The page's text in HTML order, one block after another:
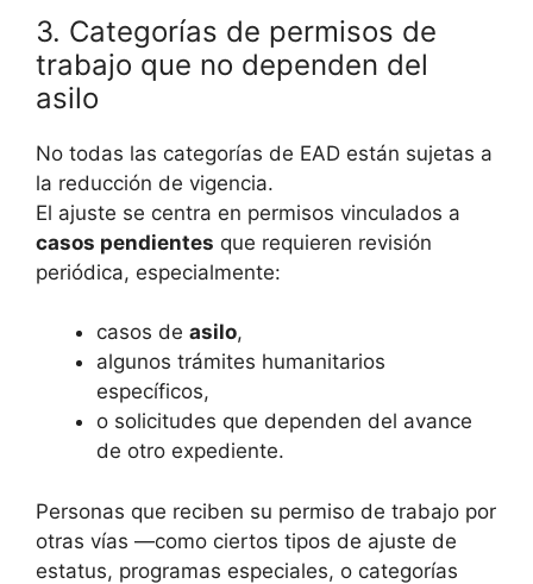
3. Categorías de permisos de
trabajo que no dependen del
asilo
No todas las categorías de EAD están sujetas a
la reducción de vigencia.
El ajuste se centra en permisos vinculados a
casos pendientes que requieren revisión
periódica, especialmente:
casos de asilo,
algunos trámites humanitarios
específicos,
o solicitudes que dependen del avance
de otro expediente.
Personas que reciben su permiso de trabajo por
otras vías —como ciertos tipos de ajuste de
estatus, programas especiales, o categorías